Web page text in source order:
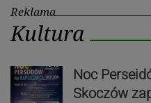
Reklama
Kultura
Noc
Skoczów